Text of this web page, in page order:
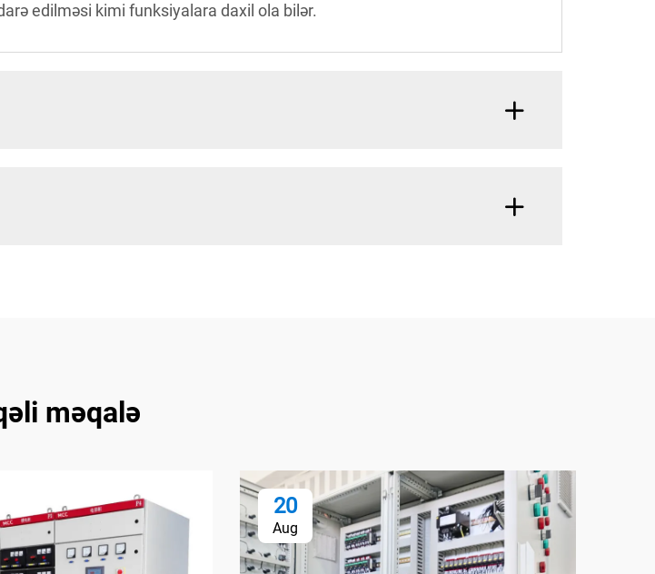
edilməsi kimi funksiyalara daxil ola bilər.
məqalə
20
Aug